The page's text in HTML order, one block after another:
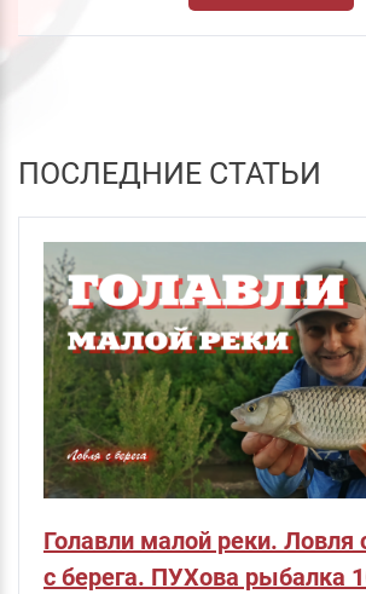
ПОСЛЕДНИЕ СТАТЬИ
Голавли малой реки. Ловля
с берега. ПУХова рыбалка